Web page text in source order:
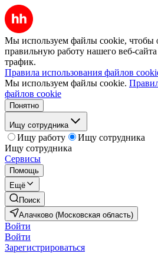
Мы используем файлы cookie, чтобы
правильную работу нашего веб-
трафик.
Правила использования файлов
Мы используем файлы cookie.
файлов cookie
Понятно
Ищу сотрудника
Ищу работу
Ищу сотрудника
Ищу сотрудника
Сервисы
Помощь
Ещё
Поиск
Алачково (Московская область)
Войти
Войти
Зарегистрироваться